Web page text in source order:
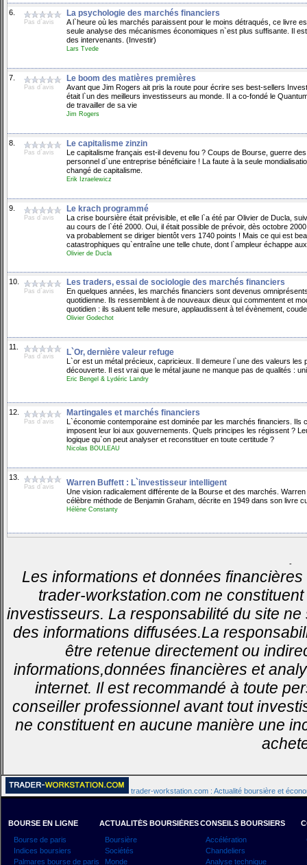
6.
Pas d`avis
La psychologie des marchés financiers
A l`heure où les marchés paraissent pour le moins détraqués, ce livre
seule analyse des mécanismes économiques n`est plus suffisante. Il
des intervenants. (Investir)
Lars Tvede
7.
Pas d`avis
Le boom des matières premières
Avant que Jim Rogers ait pris la route pour écrire ses best-sellers
était l`un des meilleurs investisseurs au monde. II a co-fondé le
de travailler de sa vie
Jim Rogers
8.
Pas d`avis
Le capitalisme zinzin
Le capitalisme français est-il devenu fou ? Coups de Bourse, guerre
personnel d`une entreprise bénéficiaire ! La faute à la seule
changé de capitalisme.
Erik Izraelewicz
9.
Pas d`avis
Le krach programmé
La crise boursière était prévisible, et elle l`a été par Olivier de Ducla,
au cours de l`été 2000. Oui, il était possible de prévoir, dès octobre
va probablement se diriger bientôt vers 1740 points ! Mais ce qui est
catastrophiques qu`entraîne une telle chute, dont l`ampleur échappe
Olivier de Ducla
10.
Pas d`avis
Les traders, essai de sociologie des marchés financiers
En quelques années, les marchés financiers sont devenus
quotidienne. Ils ressemblent à de nouveaux dieux qui commentent et
quotidien : ils saluent telle mesure, applaudissent à tel évènement,
Olivier Godechot
11.
Pas d`avis L`Or, dernière valeur refuge
L`or est un métal précieux, capricieux. Il demeure l`une des valeurs
découverte. Il est vrai que le métal jaune ne manque pas de qualités :
Eric Bengel & Lydéric Landry
12.
Pas d`avis
Martingales et marchés financiers
L`économie contemporaine est dominée par les marchés financiers. Ils
imposent leur loi aux gouvernements. Quels principes les régissent ?
logique qu`on peut analyser et reconstituer en toute certitude ?
Nicolas BOULEAU
13.
Pas d`avis Warren Buffett : L`investisseur intelligent
Une vision radicalement différente de la Bourse et des marchés.
célèbre méthode de Benjamin Graham, décrite en 1949 dans son livre
Hélène Constanty
-
Les informations et données
trader-workstation.com ne
investisseurs. La responsabilité du site
des informations diffusées.La
être retenue directement ou
informations,données financières et
internet. Il est recommandé à toute
conseiller professionnel avant tout
ne constituent en aucune manière une
trader-workstation.com : Actualité boursière et
BOURSE EN LIGNE
Bourse de paris
Indices boursiers
Palmares bourse de paris
ACTUALITÉS BOURSIÈRES
Boursière
Sociétés
Monde
CONSEILS BOURSIERS
Accélération
Chandeliers
Analyse technique